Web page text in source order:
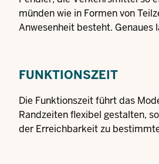
münden wie in Formen von
Anwesenheit besteht.
FUNKTIONSZEIT
Die Funktionszeit führt das
Randzeiten flexibel gestalten,
der Erreichbarkeit zu